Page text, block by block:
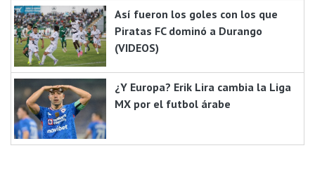
Así fueron los goles con los que
Piratas FC dominó a Durango
(VIDEOS)
¿Y Europa? Erik Lira cambia la Liga
MX por el futbol árabe